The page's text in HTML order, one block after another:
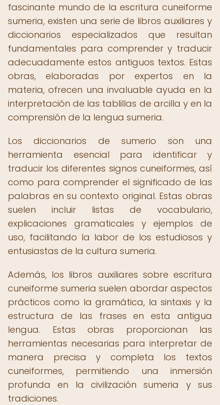
fascinante mundo de la escritura cuneiforme
sumeria, existen una serie de libros auxiliares y
diccionarios especializados que resultan
fundamentales para comprender y traducir
adecuadamente estos antiguos textos. Estas
obras, elaboradas por expertos en la
materia, ofrecen una invaluable ayuda en la
interpretación de las tablillas de arcilla y en la
comprensión de la lengua sumeria.
Los diccionarios de sumerio son una
herramienta esencial para identificar y
traducir los diferentes signos cuneiformes, así
como para comprender el significado de las
palabras en su contexto original. Estas obras
suelen incluir listas de vocabulario,
explicaciones gramaticales y ejemplos de
uso, facilitando la labor de los estudiosos y
entusiastas de la cultura sumeria.
Además, los libros auxiliares sobre escritura
cuneiforme sumeria suelen abordar aspectos
prácticos como la gramática, la sintaxis y la
estructura de las frases en esta antigua
lengua. Estas obras proporcionan las
herramientas necesarias para interpretar de
manera precisa y completa los textos
cuneiformes, permitiendo una inmersión
profunda en la civilización sumeria y sus
tradiciones.